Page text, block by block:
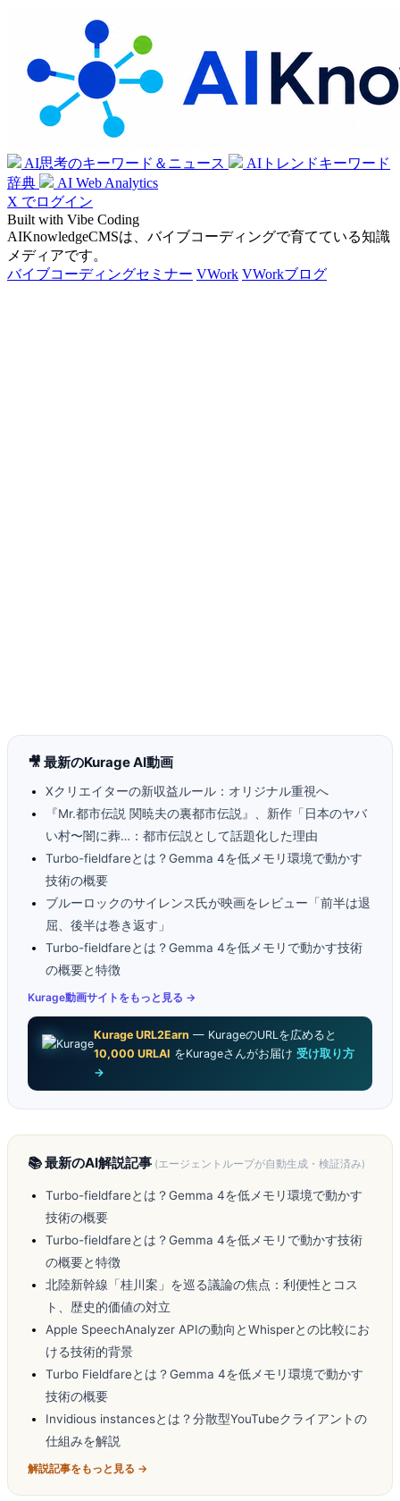
AI思考のキーワード＆ニュース
AIトレンドキーワード
辞典
AI Web Analytics
X でログイン
Built with Vibe Coding
AIKnowledgeCMSは、バイブコーディングで育てている知識
メディアです。
バイブコーディングセミナー VWork VWorkブログ
🎥 最新のKurage AI動画
Xクリエイターの新収益ルール：オリジナル重視へ
『Mr.都市伝説 関暁夫の裏都市伝説』、新作「日本のヤバ
い村〜闇に葬…：都市伝説として話題化した理由
Turbo-fieldfareとは？Gemma 4を低メモリ環境で動かす
技術の概要
ブルーロックのサイレンス氏が映画をレビュー「前半は退
屈、後半は巻き返す」
Turbo-fieldfareとは？Gemma 4を低メモリで動かす技術
の概要と特徴
Kurage動画サイトをもっと見る →
Kurage URL2Earn — KurageのURLを広めると
10,000 URLAI をKurageさんがお届け 受け取り方
→
📚 最新のAI解説記事 (エージェントループが自動生成・検証済み)
Turbo-fieldfareとは？Gemma 4を低メモリ環境で動かす
技術の概要
Turbo-fieldfareとは？Gemma 4を低メモリで動かす技術
の概要と特徴
北陸新幹線「桂川案」を巡る議論の焦点：利便性とコス
ト、歴史的価値の対立
Apple SpeechAnalyzer APIの動向とWhisperとの比較にお
ける技術的背景
Turbo Fieldfareとは？Gemma 4を低メモリ環境で動かす
技術の概要
Invidious instancesとは？分散型YouTubeクライアントの
仕組みを解説
解説記事をもっと見る →